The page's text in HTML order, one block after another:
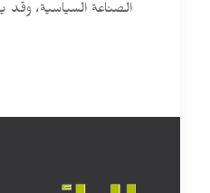
الصناعة السياسية،